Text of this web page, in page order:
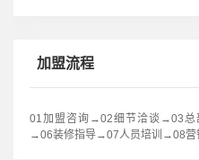
加盟流程
01加盟咨询→02细节洽谈→03
→06装修指导→07人员培训→08营